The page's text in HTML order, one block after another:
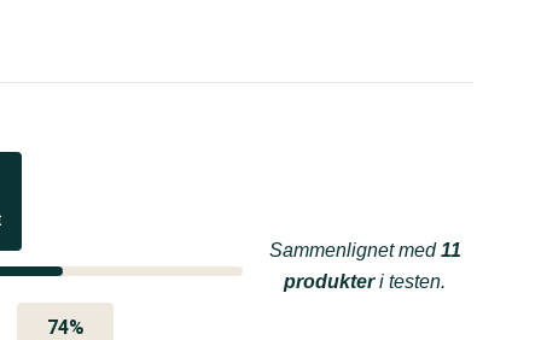
74%
Sammenlignet med11
produkteri testen.